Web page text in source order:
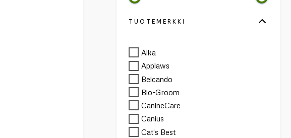
TUOTEMERKKI
Aika
Applaws
Belcando
Bio-Groom
CanineCare
Canius
Cat's Best